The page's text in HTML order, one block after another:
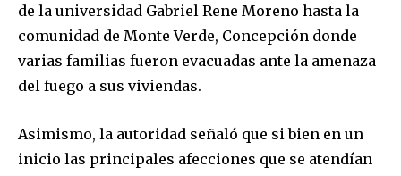
I've read and accept the Privacy Policy.
de la universidad Gabriel Rene Moreno hasta la
comunidad de Monte Verde, Concepción donde
varias familias fueron evacuadas ante la amenaza
del fuego a sus viviendas.
Asimismo, la autoridad señaló que si bien en un
inicio las principales afecciones que se atendían